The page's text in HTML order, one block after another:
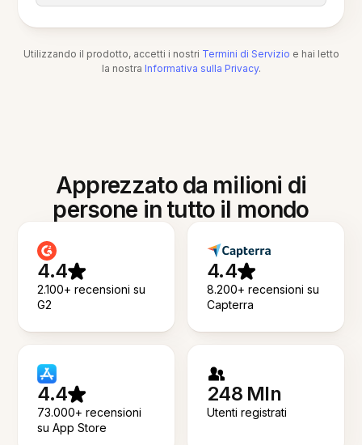
Utilizzando il prodotto, accetti i nostri Termini di Servizio e hai letto
la nostra Informativa sulla Privacy.
Apprezzato da milioni di
persone in tutto il mondo
4.4
2.100+ recensioni su
G2
4.4
8.200+ recensioni su
Capterra
4.4
73.000+ recensioni
su App Store
248 Mln
Utenti registrati